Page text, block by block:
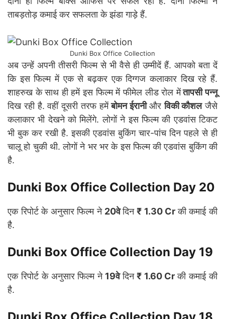
ताबड़तोड़ कमाई कर सफलता के झंडा गाड़े हैं.
Dunki Box Office Collection
अब उन्हें अपनी तीसरी फिल्म से भी वैसे ही उम्मीदें हैं. आपको बता दें
कि इस फिल्म में एक से बढ़कर एक दिग्गज कलाकार दिख रहे हैं.
शाहरुख के साथ ही हमें इस फिल्म में फीमेल लीड रोल मेंतापसी पन्नू
दिख रही है. वहीं दूसरी तरफ हमेंबोमन ईरानीऔरविकी कौशलजैसे
कलाकार भी देखने को मिलेंगे. लोगों ने इस फिल्म की एडवांस टिकट
भी बुक कर रखी है. इसकी एडवांस बुकिंग चार-पांच दिन पहले से ही
चालू हो चुकी थी. लोगों ने भर भर के इस फिल्म की एडवांस बुकिंग की
है.
Dunki Box Office Collection Day 20
एक रिपोर्ट के अनुसार फिल्म ने20वेदिन₹ 1.30 Crकी कमाई की
है.
Dunki Box Office Collection Day 19
एक रिपोर्ट के अनुसार फिल्म ने19वेदिन₹ 1.60 Crकी कमाई की
है.